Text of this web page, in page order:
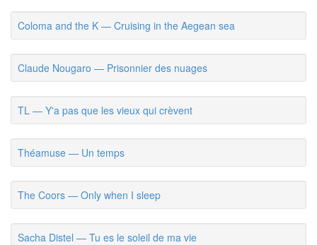
Coloma and the K — Cruising in the Aegean sea
Claude Nougaro — Prisonnier des nuages
TL — Y'a pas que les vieux qui crèvent
Théamuse — Un temps
The Coors — Only when I sleep
Sacha Distel — Tu es le soleil de ma vie